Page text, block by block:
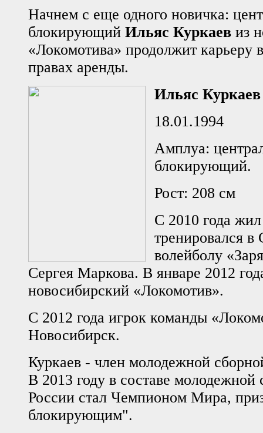
Начнем с еще одного новичка:
блокирующий Ильяс Куркаев из
«Локомотива» продолжит карьеру
правах аренды.
Ильяс Куркаев
18.01.1994
Амплуа:
блокирующий.
Рост: 208 см
С 2010 года
волейболу
Сергея Маркова. В январе 2012
новосибирский «Локомотив».
С 2012 года игрок команды
Новосибирск.
Куркаев - член молодежной
В 2013 году в составе
России стал Чемпионом Мира,
блокирующим".